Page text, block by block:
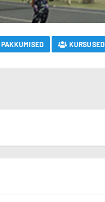
PAKKUMISED KURSUSED